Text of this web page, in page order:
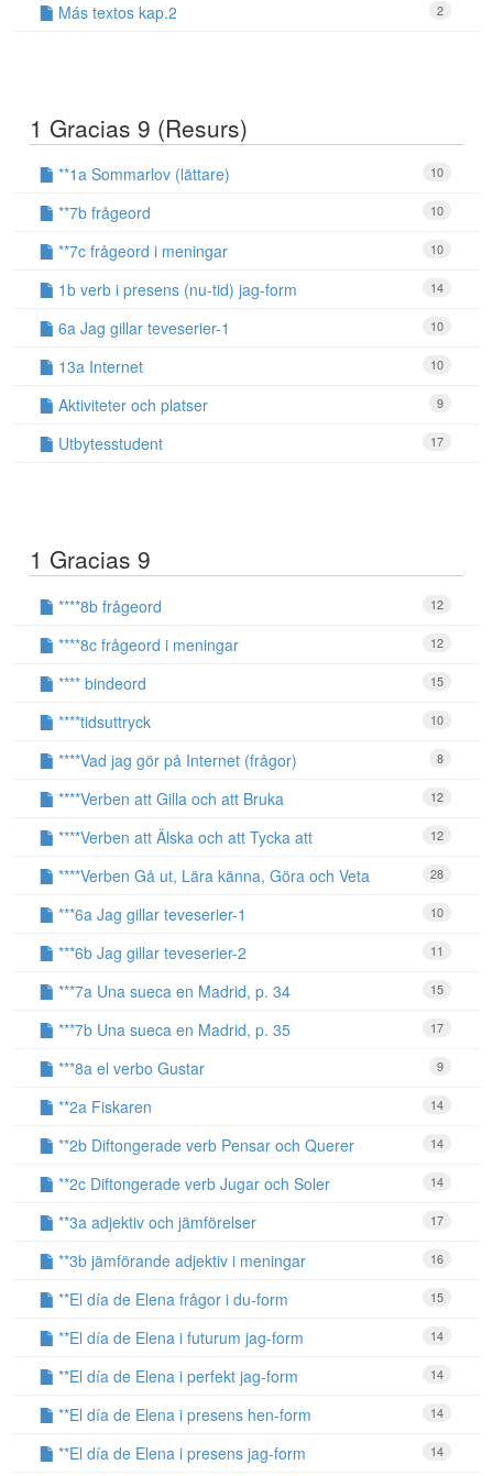
2
Más textos kap.2
1 Gracias 9 (Resurs)
10
**1a Sommarlov (lättare)
10
**7b frågeord
10
**7c frågeord i meningar
14
1b verb i presens (nu-tid) jag-form
10
6a Jag gillar teveserier-1
10
13a Internet
9
Aktiviteter och platser
17
Utbytesstudent
1 Gracias 9
12
****8b frågeord
12
****8c frågeord i meningar
15
**** bindeord
10
****tidsuttryck
8
****Vad jag gör på Internet (frågor)
12
****Verben att Gilla och att Bruka
12
****Verben att Älska och att Tycka att
28
****Verben Gå ut, Lära känna, Göra och Veta
10
***6a Jag gillar teveserier-1
11
***6b Jag gillar teveserier-2
15
***7a Una sueca en Madrid, p. 34
17
***7b Una sueca en Madrid, p. 35
9
***8a el verbo Gustar
14
**2a Fiskaren
14
**2b Diftongerade verb Pensar och Querer
14
**2c Diftongerade verb Jugar och Soler
17
**3a adjektiv och jämförelser
16
**3b jämförande adjektiv i meningar
15
**El día de Elena frågor i du-form
14
**El día de Elena i futurum jag-form
14
**El día de Elena i perfekt jag-form
14
**El día de Elena i presens hen-form
14
**El día de Elena i presens jag-form